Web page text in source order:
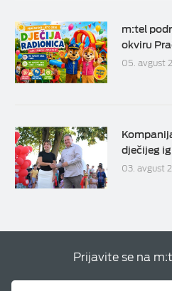
m:tel
okviru
05. avgust
dječijeg
03. avgust
Prijavite se na